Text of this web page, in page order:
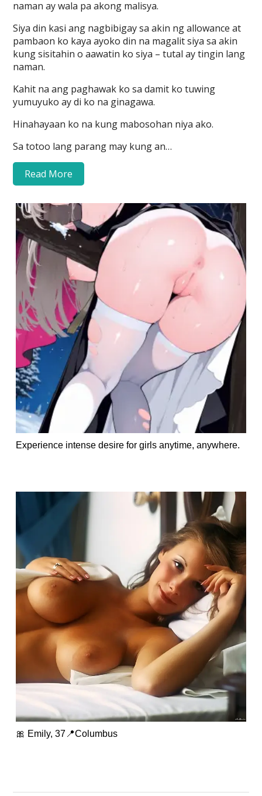
naman ay wala pa akong malisya.
Siya din kasi ang nagbibigay sa akin ng allowance at
pambaon ko kaya ayoko din na magalit siya sa akin
kung sisitahin o aawatin ko siya – tutal ay tingin lang
naman.
Kahit na ang paghawak ko sa damit ko tuwing
yumuyuko ay di ko na ginagawa.
Hinahayaan ko na kung mabosohan niya ako.
Sa totoo lang parang may kung an…
Read More
Experience intense desire for girls anytime, anywhere.
🎀 Emily, 37📍Columbus